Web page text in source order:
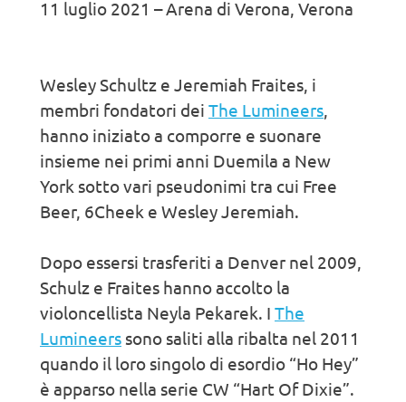
11 luglio 2021 – Arena di Verona, Verona
Wesley Schultz e Jeremiah Fraites, i
membri fondatori dei The Lumineers,
hanno iniziato a comporre e suonare
insieme nei primi anni Duemila a New
York sotto vari pseudonimi tra cui Free
Beer, 6Cheek e Wesley Jeremiah.
Dopo essersi trasferiti a Denver nel 2009,
Schulz e Fraites hanno accolto la
violoncellista Neyla Pekarek. I The
Lumineers sono saliti alla ribalta nel 2011
quando il loro singolo di esordio “Ho Hey”
è apparso nella serie CW “Hart Of Dixie”.